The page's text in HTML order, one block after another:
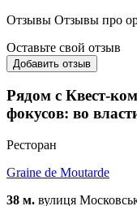
Отзывы Отзывы про
Оставьте свой отзыв
Добавить отзыв
Рядом с Квест-
фокусов: во
Ресторан
Graine de Moutarde
38 м. вулиця